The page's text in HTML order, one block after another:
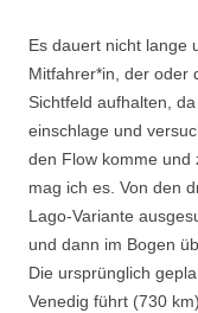
Es dauert nicht lange
Mitfahrer*in, der oder
Sichtfeld aufhalten,
einschlage und
den Flow komme und
mag ich es. Von den
Lago-Variante
und dann im Bogen
Die ursprünglich
Venedig führt (730